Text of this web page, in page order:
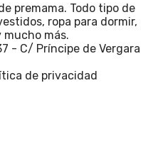
premama. Todo tipo de
ropa para dormir,
más.
- C/ Príncipe de Vergara
de privacidad